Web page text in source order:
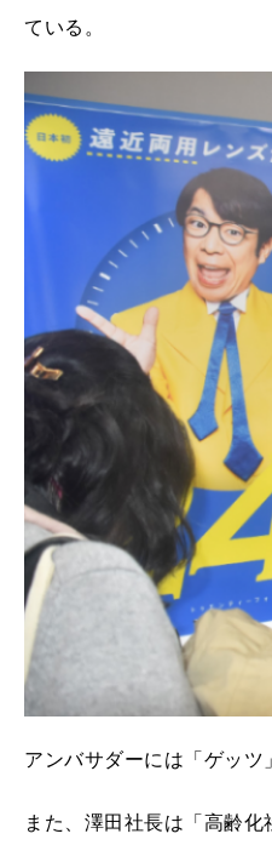
ている。
アンバサダーには「ゲッ
また、澤田社長は「高齢